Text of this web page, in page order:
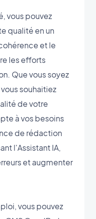
vous pouvez
qualité en un
et le
les efforts
Que vous soyez
souhaitiez
de votre
à vos besoins
de rédaction
l'Assistant IA,
et augmenter
vous pouvez